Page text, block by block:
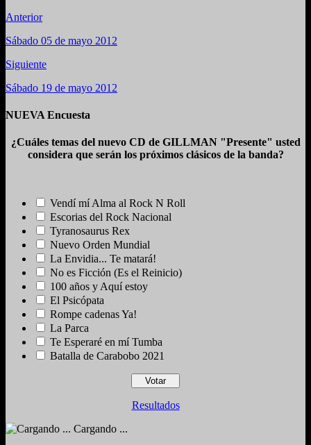
Anterior
Sábado 05 de mayo 2012
Siguiente
Sábado 19 de mayo 2012
NUEVA Encuesta
¿Cuáles temas del nuevo CD de GILLMAN "Presente" usted
considera que serán los próximos clásicos de la banda?
Vendí mí Alma al Rock N Roll
Escorias del Rock Nacional
Tyranosaurus Rex
Nuevo Orden Mundial
La Envidia... Te matará!
No es Ficción (Es el Reinicio)
100 años y Aquí estoy
El Psicópata
Rompe cadenas Ya!
La Parca
Te Esperaré en mí Tumba
Batalla de Carabobo 2021
Resultados
Cargando ...